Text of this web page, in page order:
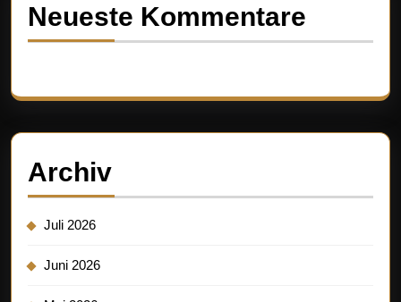
Neueste Kommentare
Archiv
Juli 2026
Juni 2026